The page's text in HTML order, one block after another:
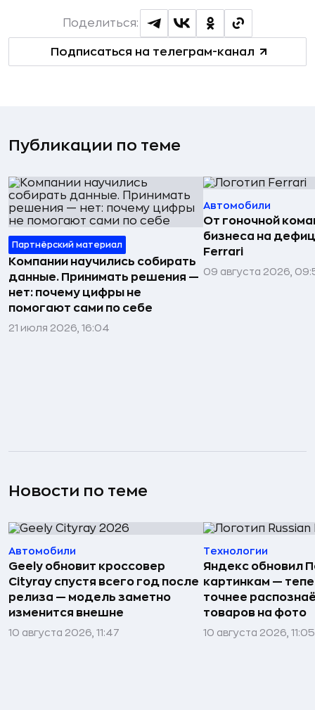
Подписаться на телеграм-канал
Поделиться:
Публикации по теме
Партнёрский материал
Компании научились собирать
данные. Принимать решения —
нет: почему цифры не
помогают сами по себе
21 июля 2026, 16:04
Автомобили
От гоночной
бизнеса на
Ferrari
09 августа 2026,
Новости по теме
Автомобили
Geely обновит кроссовер
Cityray спустя всего год после
релиза — модель заметно
изменится внешне
10 августа 2026, 11:47
Технологии
Яндекс обновил
картинкам —
точнее
товаров на фото
10 августа 2026, 11:05